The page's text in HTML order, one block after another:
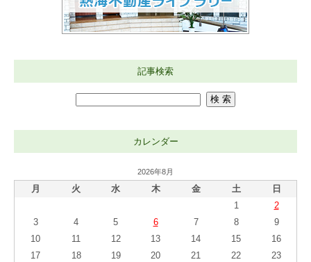
記事検索
カレンダー
2026年8月
月 火 水 木 金 土 日
1
2
3
4 5 6 7 8
9
10
11 12 13 14 15
16
17
18 19 20 21 22
23